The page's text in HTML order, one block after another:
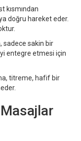
kısmından
doğru hareket eder.
sadece sakin bir
entegre etmesi için
titreme, hafif bir